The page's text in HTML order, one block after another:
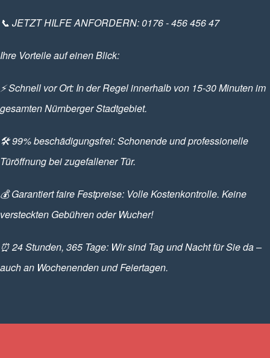
📞 JETZT HILFE ANFORDERN: 0176 - 456 456 47
Ihre Vorteile auf einen Blick:
⚡ Schnell vor Ort: In der Regel innerhalb von 15-30 Minuten im
gesamten Nürnberger Stadtgebiet.
🛠️ 99% beschädigungsfrei: Schonende und professionelle
Türöffnung bei zugefallener Tür.
💰 Garantiert faire Festpreise: Volle Kostenkontrolle. Keine
versteckten Gebühren oder Wucher!
⏰ 24 Stunden, 365 Tage: Wir sind Tag und Nacht für Sie da –
auch an Wochenenden und Feiertagen.